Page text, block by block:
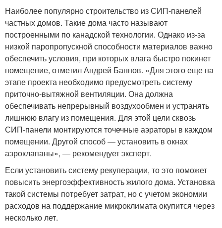
Наиболее популярно строительство из СИП-панелей
частных домов. Такие дома часто называют
построенными по канадской технологии. Однако из-за
низкой паропропускной способности материалов важно
обеспечить условия, при которых влага быстро покинет
помещение, отметил Андрей Баннов. «Для этого еще на
этапе проекта необходимо предусмотреть систему
приточно-вытяжной вентиляции. Она должна
обеспечивать непрерывный воздухообмен и устранять
лишнюю влагу из помещения. Для этой цели сквозь
СИП-панели монтируются точечные аэраторы в каждом
помещении. Другой способ — установить в окнах
аэроклапаны», — рекомендует эксперт.
Если установить систему рекуперации, то это поможет
повысить энергоэффективность жилого дома. Установка
такой системы потребует затрат, но с учетом экономии
расходов на поддержание микроклимата окупится через
несколько лет.